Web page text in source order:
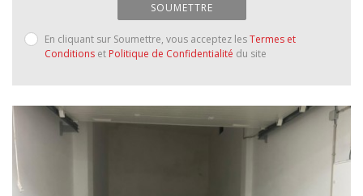
SOUMETTRE
En cliquant sur Soumettre, vous acceptez lesTermes et
Conditions et Politique de Confidentialité du site